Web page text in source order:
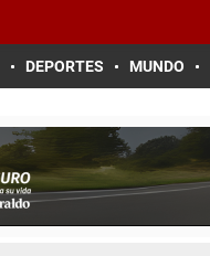
DEPORTES MUNDO